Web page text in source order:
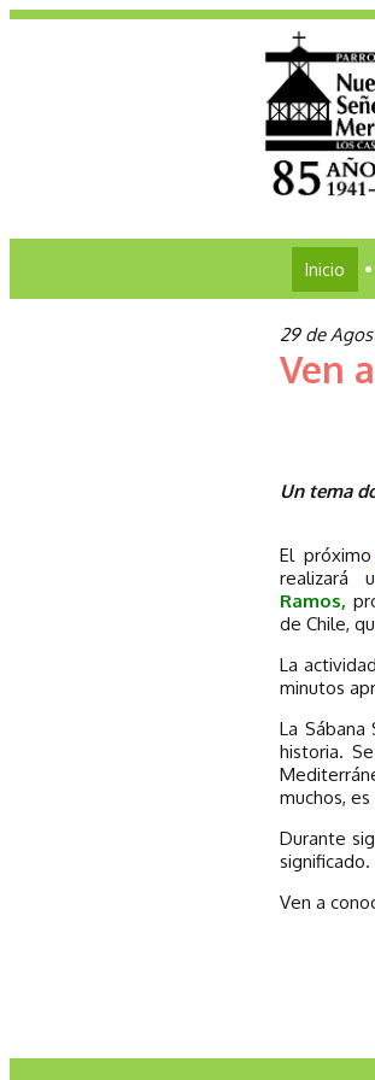
Inicio •
29 de
Ven
Un tema
El próximo
realizará
Ramos,
de Chile,
La
minutos
La
historia.
muchos,
Durante
significado.
Ven a